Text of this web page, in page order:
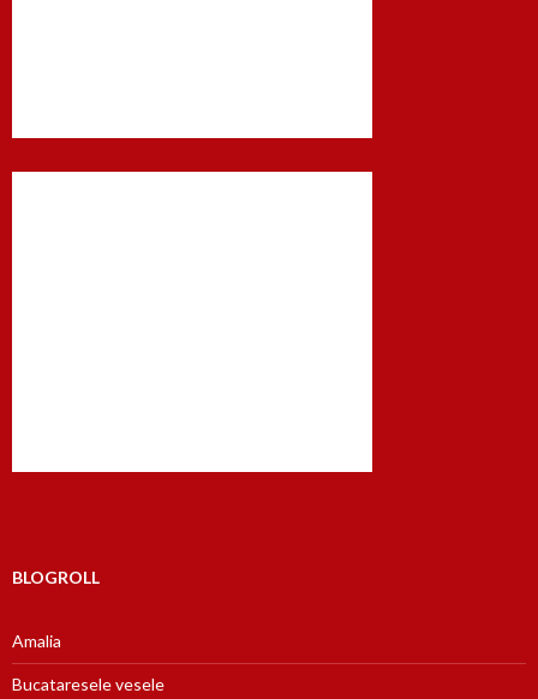
BLOGROLL
Amalia
Bucataresele vesele